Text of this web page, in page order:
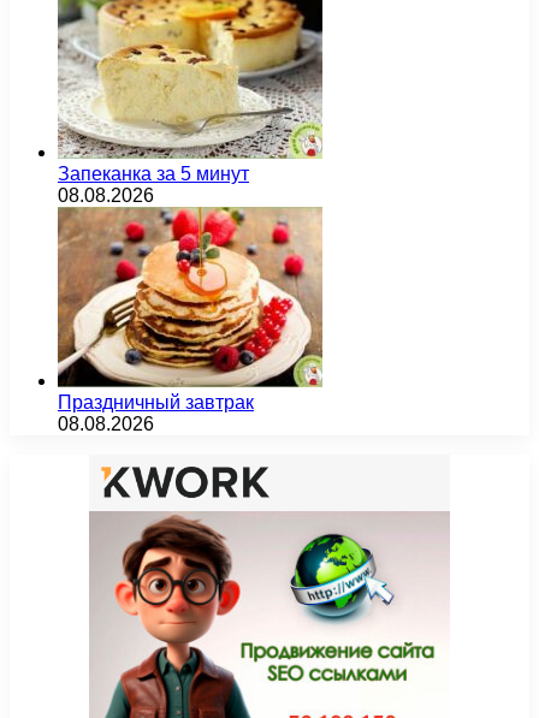
Запеканка за 5 минут
08.08.2026
Праздничный завтрак
08.08.2026